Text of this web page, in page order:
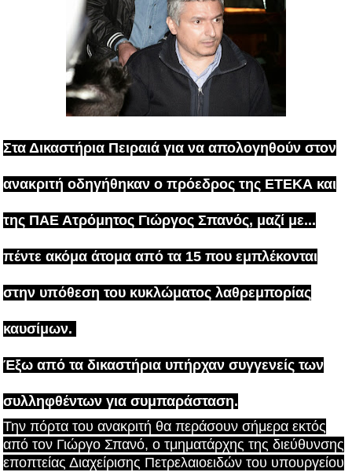
Στα Δικαστήρια Πειραιά για να απολογηθούν στον
ανακριτή οδηγήθηκαν ο πρόεδρος της ΕΤΕΚΑ και
της ΠΑΕ Ατρόμητος Γιώργος Σπανός, μαζί με...
πέντε ακόμα άτομα από τα 15 που εμπλέκονται
στην υπόθεση του κυκλώματος λαθρεμπορίας
καυσίμων.
Έξω από τα δικαστήρια υπήρχαν συγγενείς των
συλληφθέντων για συμπαράσταση.
Την πόρτα του ανακριτή θα περάσουν σήμερα εκτός
από τον Γιώργο Σπανό, ο τμηματάρχης της διεύθυνσης
εποπτείας Διαχείρισης Πετρελαιοειδών του υπουργείου